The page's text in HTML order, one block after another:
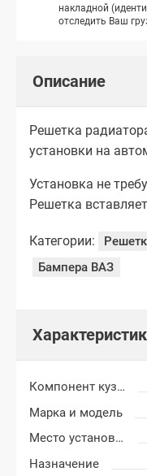
накладной
отследить Ваш
Описание
Решетка
установки на
Установка не
Решетка
Категории:
Бампера ВАЗ
Компонент кузова
Марка и модель
Место установки
Назначение